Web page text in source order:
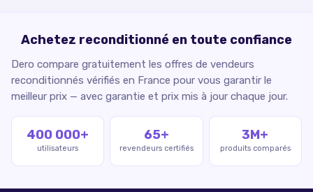
Achetez reconditionné en toute confiance
Dero compare gratuitement les offres de vendeurs
reconditionnés vérifiés en France pour vous garantir le
meilleur prix — avec garantie et prix mis à jour chaque jour.
400 000+
utilisateurs
65+
revendeurs certifiés
3M+
produits comparés